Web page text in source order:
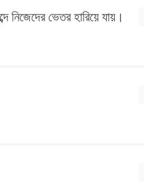
নিজেদের ভেতর হারিয়ে যায়।